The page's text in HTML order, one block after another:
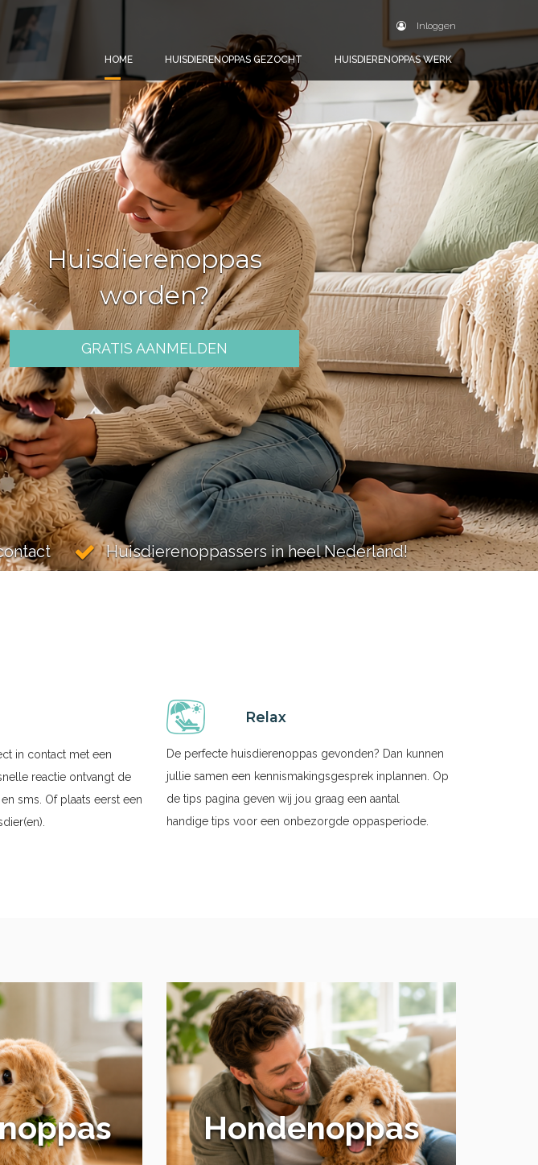
Inloggen
HOME HUISDIERENOPPAS GEZOCHT HUISDIERENOPPAS WERK
Huisdierenoppas
worden?
GRATIS AANMELDEN
Huisdierenoppassers in heel Nederland!
in contact met een
reactie ontvangt de
sms. Of plaats eerst een
Relax
De perfecte huisdierenoppas gevonden? Dan kunnen
jullie samen een kennismakingsgesprek inplannen. Op
de tips pagina geven wij jou graag een aantal
handige tips voor een onbezorgde oppasperiode.
Hondenoppas